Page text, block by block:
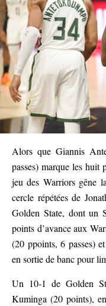
Alors que Giannis
passes) marque les huit
jeu des Warriors gêne
cercle répétées de
Golden State, dont un
points d’avance aux
(20 ppoints, 6 passes)
en sortie de banc pour
Un 10-1 de Golden
Kuminga (20 points),